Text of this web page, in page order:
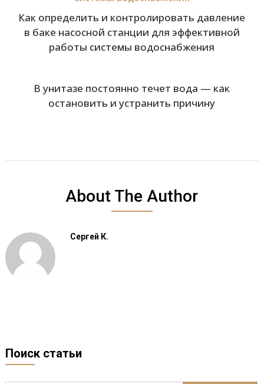
Как определить и контролировать давление
в баке насосной станции для эффективной
работы системы водоснабжения
В унитазе постоянно течет вода — как
остановить и устранить причину
About The Author
Сергей К.
Поиск статьи